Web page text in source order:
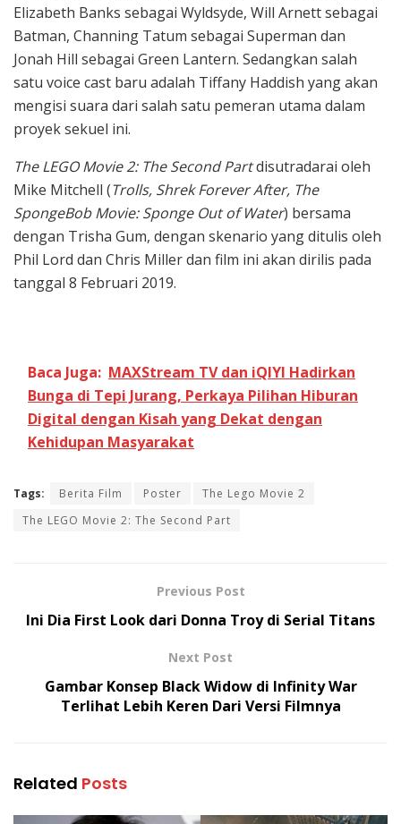
Elizabeth Banks sebagai Wyldsyde, Will Arnett sebagai
Batman, Channing Tatum sebagai Superman dan
Jonah Hill sebagai Green Lantern. Sedangkan salah
satu voice cast baru adalah Tiffany Haddish yang akan
mengisi suara dari salah satu pemeran utama dalam
proyek sekuel ini.
The LEGO Movie 2: The Second Partdisutradarai oleh
Mike Mitchell (Trolls, Shrek Forever After, The
SpongeBob Movie: Sponge Out of Water) bersama
dengan Trisha Gum, dengan skenario yang ditulis oleh
Phil Lord dan Chris Miller dan film ini akan dirilis pada
tanggal 8 Februari 2019.
Baca Juga: MAXStream TV dan iQIYI Hadirkan
Bunga di Tepi Jurang, Perkaya Pilihan Hiburan
Digital dengan Kisah yang Dekat dengan
Kehidupan Masyarakat
Tags: Berita Film Poster
The Lego Movie 2
The LEGO Movie 2: The Second Part
Previous Post
Ini Dia First Look dari Donna Troy di Serial Titans
Next Post
Gambar Konsep Black Widow di Infinity War
Terlihat Lebih Keren Dari Versi Filmnya
Related Posts